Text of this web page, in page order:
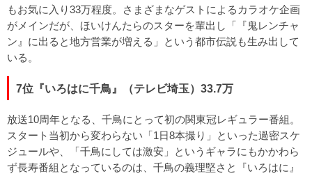
もお気に入り33万程度。さまざまなゲストによるカラオケ企画
がメインだが、ほいけんたらのスターを輩出し「『鬼レンチャ
ン』に出ると地方営業が増える」という都市伝説も生み出して
いる。
7位『いろはに千鳥』（テレビ埼玉）33.7万
放送10周年となる、千鳥にとって初の関東冠レギュラー番組。
スタート当初から変わらない「1日8本撮り」といった過密スケ
ジュールや、「千鳥にしては激安」というギャラにもかかわら
ず長寿番組となっているのは、千鳥の義理堅さと『いろはに』